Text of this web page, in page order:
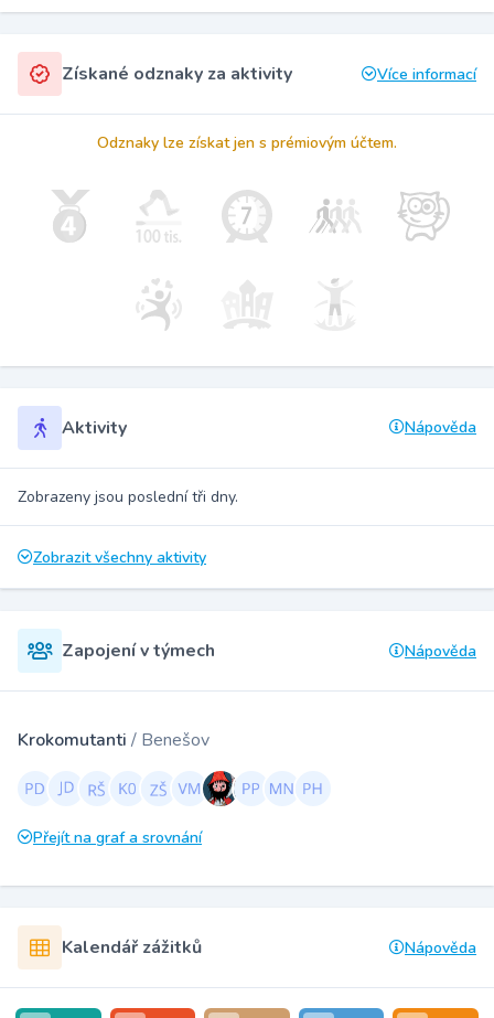
Získané odznaky za aktivity Více informací
Odznaky lze získat jen s prémiovým účtem.
Aktivity Nápověda
Zobrazeny jsou poslední tři dny.
Zobrazit všechny aktivity
Zapojení v týmech Nápověda
Krokomutanti / Benešov
Přejít na graf a srovnání
Kalendář zážitků Nápověda